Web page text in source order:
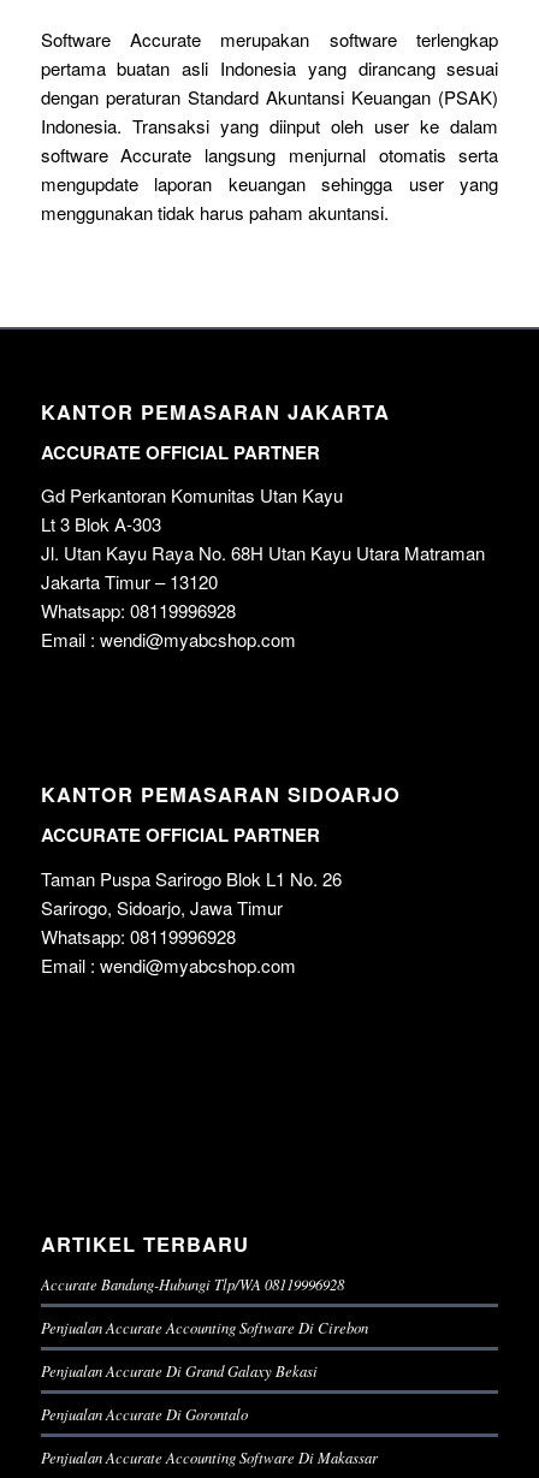
Software Accurate merupakan software terlengkap
pertama buatan asli Indonesia yang dirancang sesuai
dengan peraturan Standard Akuntansi Keuangan (PSAK)
Indonesia. Transaksi yang diinput oleh user ke dalam
software Accurate langsung menjurnal otomatis serta
mengupdate laporan keuangan sehingga user yang
menggunakan tidak harus paham akuntansi.
KANTOR PEMASARAN JAKARTA
ACCURATE OFFICIAL PARTNER
Gd Perkantoran Komunitas Utan Kayu
Lt 3 Blok A-303
Jl. Utan Kayu Raya No. 68H Utan Kayu Utara Matraman
Jakarta Timur – 13120
Whatsapp: 08119996928
Email : wendi@myabcshop.com
KANTOR PEMASARAN SIDOARJO
ACCURATE OFFICIAL PARTNER
Taman Puspa Sarirogo Blok L1 No. 26
Sarirogo, Sidoarjo, Jawa Timur
Whatsapp: 08119996928
Email : wendi@myabcshop.com
ARTIKEL TERBARU
Accurate Bandung-Hubungi Tlp/WA 08119996928
Penjualan Accurate Accounting Software Di Cirebon
Penjualan Accurate Di Grand Galaxy Bekasi
Penjualan Accurate Di Gorontalo
Penjualan Accurate Accounting Software Di Makassar